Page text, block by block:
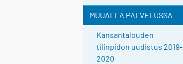
MUUALLA PALVELUSSA
Kansantalouden
tilinpidon uudistus 2019-
2020